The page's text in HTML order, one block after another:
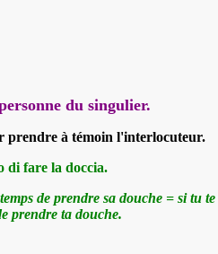
du singulier.
prendre à témoin l'interlocuteur.
di fare la doccia.
de prendre sa douche = si tu te
prendre ta douche.